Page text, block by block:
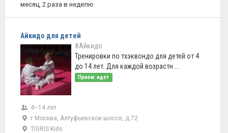
месяц, 2 раза в неделю
Айкидо для детей
#Айкидо
Тренировки по тхэквондо для детей от 4
до 14 лет. Для каждой возрастн ...
Прием: идет
4–14 лет
г Москва, Алтуфьевское шоссе, д 72
TIGRIS Kids